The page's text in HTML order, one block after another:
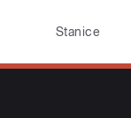
Stanice